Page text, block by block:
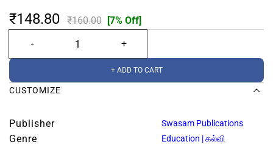
₹148.80 ₹160.00 [7% Off]
+ ADD TO CART
CUSTOMIZE
Publisher Swasam Publications
Genre Education | கல்வி